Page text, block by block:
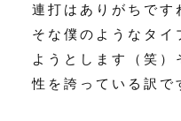
連打はありがちです
そな僕のようなタイ
ようとします（笑）
性を誇っている訳で